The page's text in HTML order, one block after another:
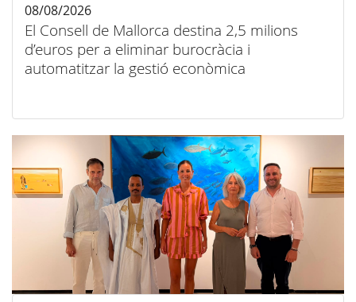
El Consell de Mallorca destina 2,5 milions
d’euros per a eliminar burocràcia i
automatitzar la gestió econòmica
08/08/2026